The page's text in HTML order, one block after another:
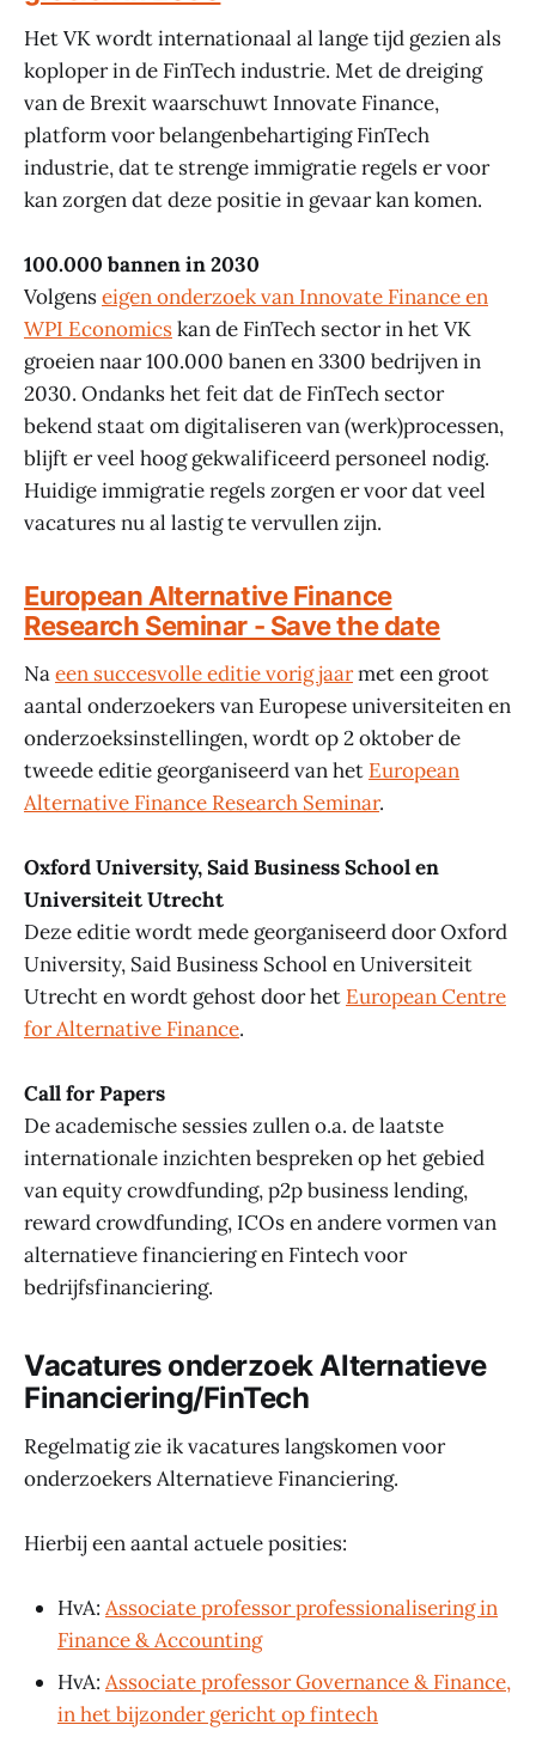
Het VK wordt internationaal al lange tijd gezien als
koploper in de FinTech industrie. Met de dreiging
van de Brexit waarschuwt Innovate Finance,
platform voor belangenbehartiging FinTech
industrie, dat te strenge immigratie regels er voor
kan zorgen dat deze positie in gevaar kan komen.
100.000 bannen in 2030
Volgenseigen onderzoek van Innovate Finance en
WPI Economicskan de FinTech sector in het VK
groeien naar 100.000 banen en 3300 bedrijven in
2030. Ondanks het feit dat de FinTech sector
bekend staat om digitaliseren van (werk)processen,
blijft er veel hoog gekwalificeerd personeel nodig.
Huidige immigratie regels zorgen er voor dat veel
vacatures nu al lastig te vervullen zijn.
European Alternative Finance
Research Seminar - Save the date
Naeen succesvolle editie vorig jaarmet een groot
aantal onderzoekers van Europese universiteiten en
onderzoeksinstellingen, wordt op 2 oktober de
tweede editie georganiseerd van het European
Alternative Finance Research Seminar.
Oxford University, Said Business School en
Universiteit Utrecht
Deze editie wordt mede georganiseerd door Oxford
University, Said Business School en Universiteit
Utrecht en wordt gehost door het European Centre
for Alternative Finance.
Call for Papers
De academische sessies zullen o.a. de laatste
internationale inzichten bespreken op het gebied
van equity crowdfunding, p2p business lending,
reward crowdfunding, ICOs en andere vormen van
alternatieve financiering en Fintech voor
bedrijfsfinanciering.
Vacatures onderzoek Alternatieve
Financiering/FinTech
Regelmatig zie ik vacatures langskomen voor
onderzoekers Alternatieve Financiering.
Hierbij een aantal actuele posities:
HvA: Associate professor professionalisering in
Finance & Accounting
HvA: Associate professor Governance & Finance,
in het bijzonder gericht op fintech